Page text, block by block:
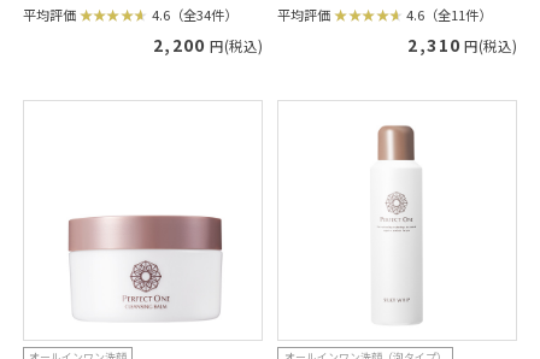
平均評価 4.6（全34件）
2,200 円(税込)
平均評価 4.6（全11件）
2,310 円(税込)